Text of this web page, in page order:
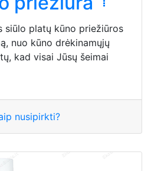
siūlo platų kūno priežiūros
nuo kūno drėkinamųjų
kad visai Jūsų šeimai
nusipirkti?